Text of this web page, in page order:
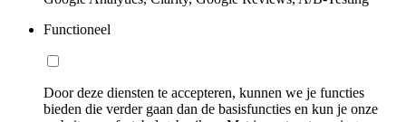
Functioneel
Door deze diensten te accepteren, kunnen we je functies
bieden die verder gaan dan de basisfuncties en kun je onze